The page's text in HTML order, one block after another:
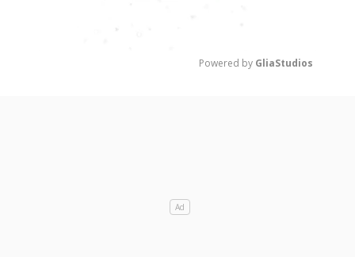
Powered by GliaStudios